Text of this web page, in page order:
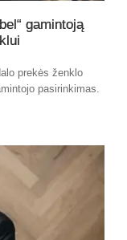
gamintoją
prekės ženklo
pasirinkimas.